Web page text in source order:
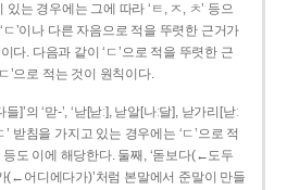
는 경우에는 그에 따라 ‘ㅌ, ㅈ, ㅊ’ 등으
ㄷ’이나 다른 자음으로 적을 뚜렷한 근거가
다. 다음과 같이 ‘ㄷ’으로 적을 뚜렷한 근
’으로 적는 것이 원칙이다.
]’의 ‘맏-’, ‘낟[낟ː], 낟알[나ː달], 낟가리[낟ː
’ 받침을 가지고 있는 경우에는 ‘ㄷ’으로 적
등도 이에 해당한다. 둘째, ‘돋보다(←도두
어디에다가)’처럼 본말에서 준말이 만들